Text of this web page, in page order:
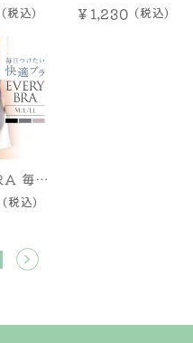
付きノ
ラ
高 大花刺繍 エレガ
￥1,230
毎日
ブラ